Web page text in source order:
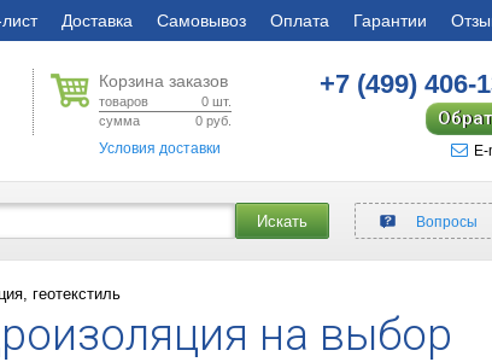
Доставка Самовывоз Оплата Гарантии
Корзина заказов
товаров 0 шт.
сумма
0 руб.
Условия доставки
+7 (499)406-
Искать Вопросы
геотекстиль
на выбор